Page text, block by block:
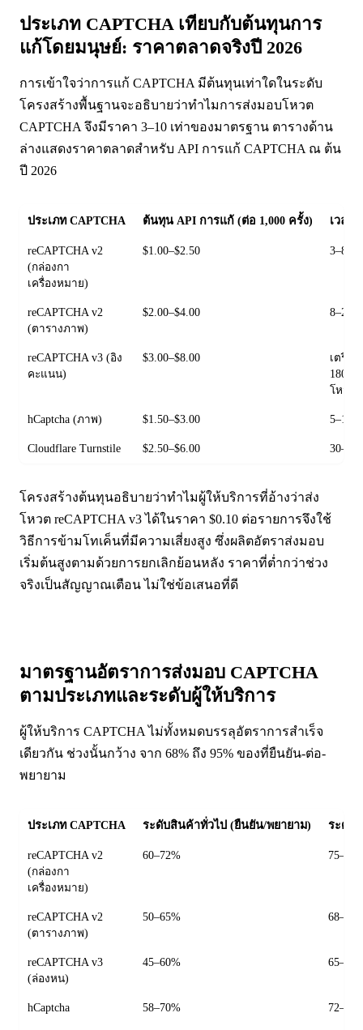
ประเภท CAPTCHA เทียบกับต้นทุนการ
แก้โดยมนุษย์: ราคาตลาดจริงปี 2026
การเข้าใจว่าการแก้ CAPTCHA มีต้นทุนเท่าใดในระดับ
โครงสร้างพื้นฐานจะอธิบายว่าทำไมการส่งมอบโหวต
CAPTCHA จึงมีราคา 3–10 เท่าของมาตรฐาน ตารางด้าน
ล่างแสดงราคาตลาดสำหรับ API การแก้ CAPTCHA ณ ต้น
ปี 2026
ประเภท CAPTCHA ต้นทุน API การแก้ (ต่อ 1,000 ครั้ง) เวลา
reCAPTCHA v2
(กล่องกา
เครื่องหมาย)
$1.00–$2.50 3–8 วิ
reCAPTCHA v2
(ตารางภาพ)
$2.00–$4.00 8–20
reCAPTCHA v3 (อิง
คะแนน)
$3.00–$8.00
เตรียม
180 วิ
โหวต
hCaptcha (ภาพ) $1.50–$3.00 5–15
Cloudflare Turnstile $2.50–$6.00
โครงสร้างต้นทุนอธิบายว่าทำไมผู้ให้บริการที่อ้างว่าส่ง
โหวต reCAPTCHA v3 ได้ในราคา $0.10 ต่อรายการจึงใช้
วิธีการข้ามโทเค็นที่มีความเสี่ยงสูง ซึ่งผลิตอัตราส่งมอบ
เริ่มต้นสูงตามด้วยการยกเลิกย้อนหลัง ราคาที่ต่ำกว่าช่วง
จริงเป็นสัญญาณเตือน ไม่ใช่ข้อเสนอที่ดี
มาตรฐานอัตราการส่งมอบ CAPTCHA
ตามประเภทและระดับผู้ให้บริการ
ผู้ให้บริการ CAPTCHA ไม่ทั้งหมดบรรลุอัตราการสำเร็จ
เดียวกัน ช่วงนั้นกว้าง จาก 68% ถึง 95% ของที่ยืนยัน-ต่อ-
พยายาม
ประเภท CAPTCHA ระดับสินค้าทั่วไป (ยืนยัน/พยายาม) ระดับ
reCAPTCHA v2
(กล่องกา
เครื่องหมาย)
60–72%
reCAPTCHA v2
(ตารางภาพ)
50–65%
reCAPTCHA v3
(ล่องหน)
45–60%
hCaptcha 58–70%